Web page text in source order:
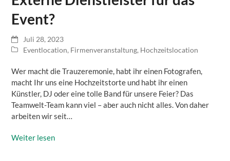
Event?
Juli 28, 2023
Eventlocation, Firmenveranstaltung, Hochzeitslocation
Wer macht die Trauzeremonie, habt ihr einen Fotografen,
macht Ihr uns eine Hochzeitstorte und habt ihr einen
Künstler, DJ oder eine tolle Band für unsere Feier? Das
Teamwelt-Team kann viel – aber auch nicht alles. Von daher
arbeiten wir seit…
Weiter lesen